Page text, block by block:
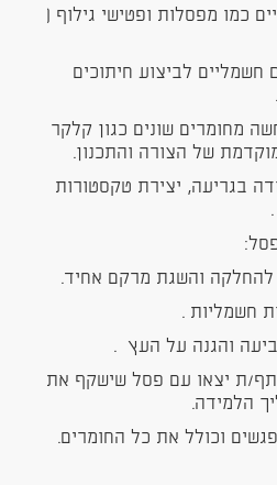
כמו מפסלות ופטישי גילוף (
לביצוע חיתוכים
מחומרים שונים כגון קלקר
של הצורה והתכנון.
בגריעה, יצירת טקסטורות
והשגת מרקם אחיד.
חשמליות .
והגנה על העץ .
ת יצאו עם פסל שישקף את
הלמידה.
וכולל את כל החומרים.